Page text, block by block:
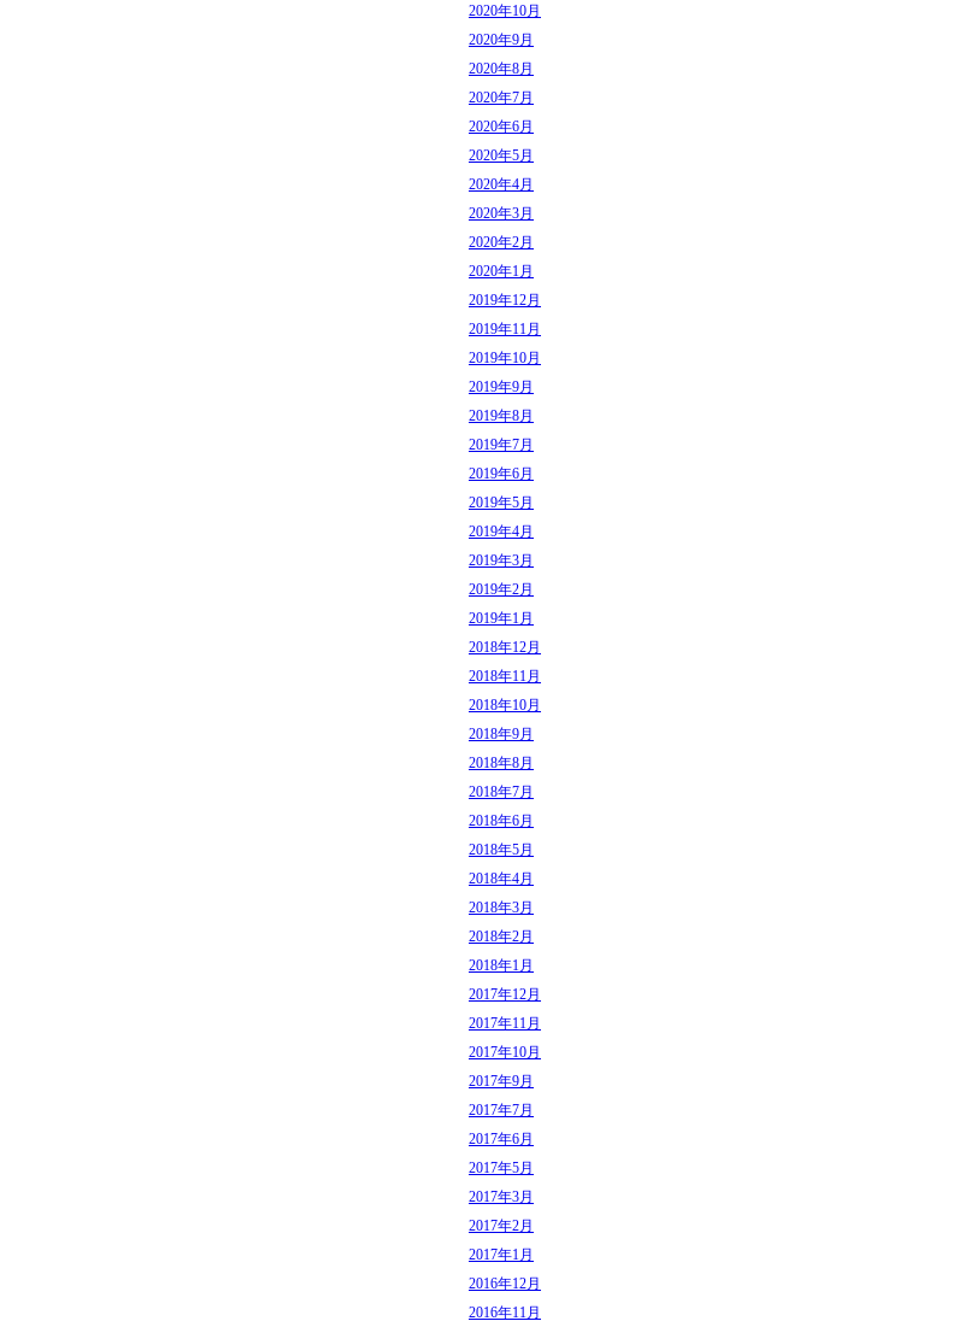
2020年10月
2020年9月
2020年8月
2020年7月
2020年6月
2020年5月
2020年4月
2020年3月
2020年2月
2020年1月
2019年12月
2019年11月
2019年10月
2019年9月
2019年8月
2019年7月
2019年6月
2019年5月
2019年4月
2019年3月
2019年2月
2019年1月
2018年12月
2018年11月
2018年10月
2018年9月
2018年8月
2018年7月
2018年6月
2018年5月
2018年4月
2018年3月
2018年2月
2018年1月
2017年12月
2017年11月
2017年10月
2017年9月
2017年7月
2017年6月
2017年5月
2017年3月
2017年2月
2017年1月
2016年12月
2016年11月